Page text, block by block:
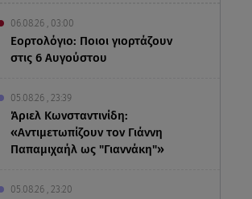
06.08.26 , 03:00
Εορτολόγιο: Ποιοι γιορτάζουν
στις 6 Αυγούστου
05.08.26 , 23:39
Άριελ Κωνσταντινίδη:
«Αντιμετωπίζουν τον Γιάννη
Παπαμιχαήλ ως "Γιαννάκη"»
05.08.26 , 23:20